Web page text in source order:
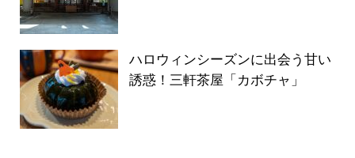
ハロウィンシーズンに出会う甘い
誘惑！三軒茶屋「カボチャ」